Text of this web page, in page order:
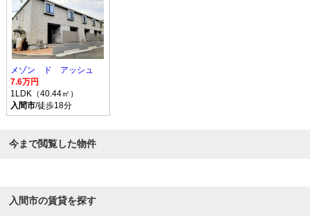
メゾン ド アッシュ
7.6万円
1LDK（40.44㎡）
入間市/徒歩18分
今まで閲覧した物件
入間市の賃貸を探す